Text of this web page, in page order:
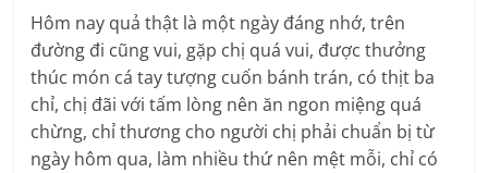
Hôm nay quả thật là một ngày đáng nhớ, trên
đường đi cũng vui, gặp chị quá vui, được thưởng
thúc món cá tay tượng cuốn bánh trán, có thịt ba
chỉ, chị đãi với tấm lòng nên ăn ngon miệng quá
chừng, chỉ thương cho người chị phải chuẩn bị từ
ngày hôm qua, làm nhiều thứ nên mệt mỗi, chỉ có